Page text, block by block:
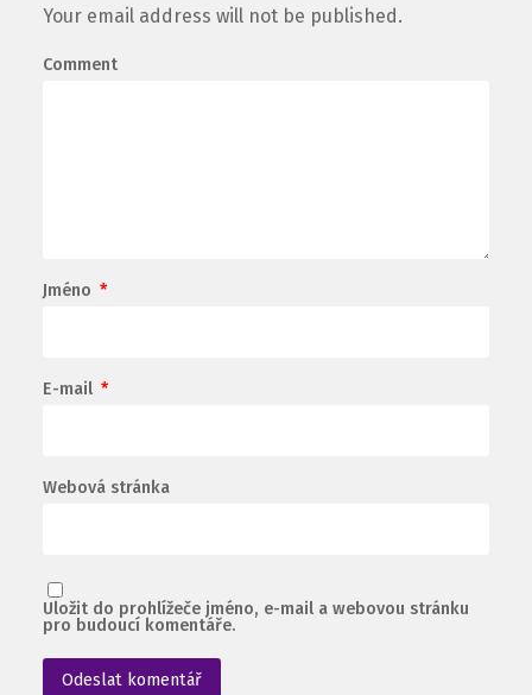
Your email address will not be published.
Comment
Jméno *
E-mail *
Webová stránka
Uložit do prohlížeče jméno, e-mail a webovou stránku
pro budoucí komentáře.